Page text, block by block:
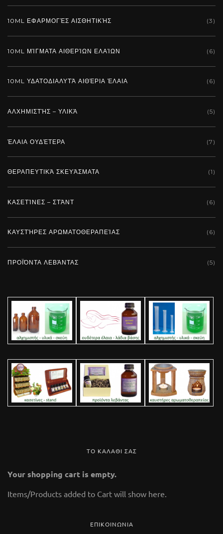
10ML ΕΦΑΡΜΟΓΈΣ ΑΙΣΘΗΤΙΚΉΣ (3)
10ML ΜΊΓΜΑΤΑ ΑΙΘΕΡΊΩΝ ΕΛΑΊΩΝ (6)
10ML ΥΔΑΤΟΔΙΑΛΥΤΆ ΑΙΘΈΡΙΑ ΈΛΑΙΑ (6)
ΑΛΧΗΜΙΣΤΉΣ – ΥΛΙΚΆ (5)
ΈΛΑΙΑ ΟΥΔΈΤΕΡΑ (7)
ΘΕΡΑΠΕΥΤΙΚΆ ΣΚΕΥΆΣΜΑΤΑ (1)
ΚΑΣΕΤΊΝΕΣ – ΣΤΆΝΤ (6)
ΚΑΥΣΤΉΡΕΣ ΑΡΩΜΑΤΟΘΕΡΑΠΕΊΑΣ (6)
ΠΡΟΪΌΝΤΑ ΛΕΒΆΝΤΑΣ (5)
ΤΟ ΚΑΛΑΘΙ ΣΑΣ
Your shopping cart is empty.
Items/Products added to Cart will show here.
ΕΠΙΚΟΙΝΩΝΙΑ